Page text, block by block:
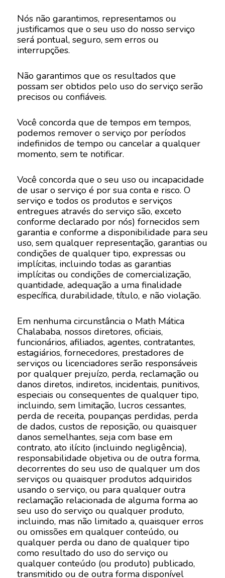
Nós não garantimos, representamos ou
justificamos que o seu uso do nosso serviço
será pontual, seguro, sem erros ou
interrupções.
Não garantimos que os resultados que
possam ser obtidos pelo uso do serviço serão
precisos ou confiáveis.
Você concorda que de tempos em tempos,
podemos remover o serviço por períodos
indefinidos de tempo ou cancelar a qualquer
momento, sem te notificar.
Você concorda que o seu uso ou incapacidade
de usar o serviço é por sua conta e risco. O
serviço e todos os produtos e serviços
entregues através do serviço são, exceto
conforme declarado por nós) fornecidos sem
garantia e conforme a disponibilidade para seu
uso, sem qualquer representação, garantias ou
condições de qualquer tipo, expressas ou
implícitas, incluindo todas as garantias
implícitas ou condições de comercialização,
quantidade, adequação a uma finalidade
específica, durabilidade, título, e não violação.
Em nenhuma circunstância o Math Mática
Chalababa, nossos diretores, oficiais,
funcionários, afiliados, agentes, contratantes,
estagiários, fornecedores, prestadores de
serviços ou licenciadores serão responsáveis
por qualquer prejuízo, perda, reclamação ou
danos diretos, indiretos, incidentais, punitivos,
especiais ou consequentes de qualquer tipo,
incluindo, sem limitação, lucros cessantes,
perda de receita, poupanças perdidas, perda
de dados, custos de reposição, ou quaisquer
danos semelhantes, seja com base em
contrato, ato ilícito (incluindo negligência),
responsabilidade objetiva ou de outra forma,
decorrentes do seu uso de qualquer um dos
serviços ou quaisquer produtos adquiridos
usando o serviço, ou para qualquer outra
reclamação relacionada de alguma forma ao
seu uso do serviço ou qualquer produto,
incluindo, mas não limitado a, quaisquer erros
ou omissões em qualquer conteúdo, ou
qualquer perda ou dano de qualquer tipo
como resultado do uso do serviço ou
qualquer conteúdo (ou produto) publicado,
transmitido ou de outra forma disponível